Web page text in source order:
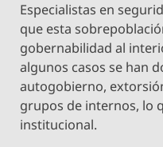
Especialistas en
que esta
gobernabilidad al
algunos casos se han
autogobierno,
grupos de internos, lo
institucional.